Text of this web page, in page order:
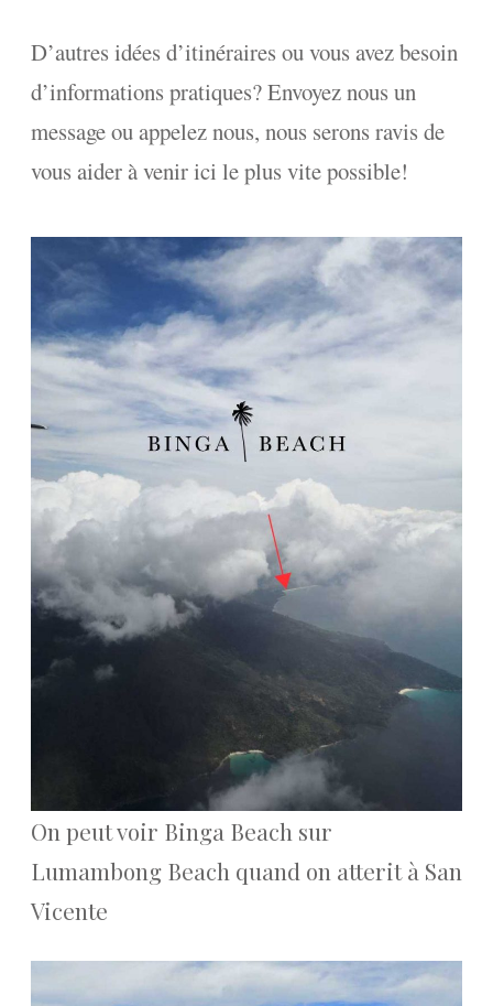
D’autres idées d’itinéraires ou vous avez besoin
d’informations pratiques? Envoyez nous un
message ou appelez nous, nous serons ravis de
vous aider à venir ici le plus vite possible!
On peut voir Binga Beach sur
Lumambong Beach quand on atterit à San
Vicente